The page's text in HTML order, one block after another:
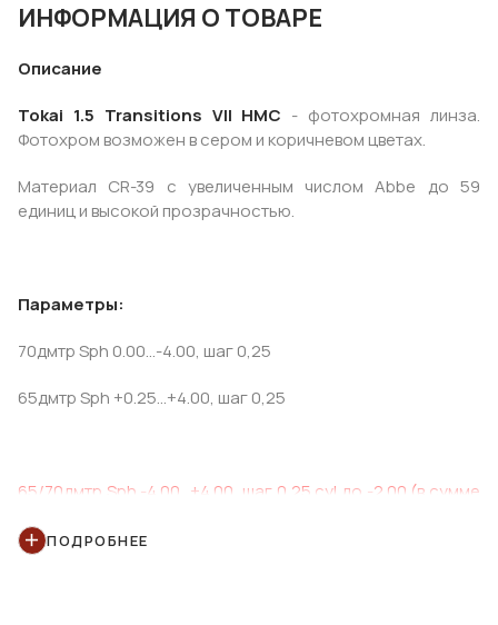
ИНФОРМАЦИЯ О ТОВАРЕ
Описание
Tokai 1.5 Transitions VII HMC - фотохромная линза.
Фотохром возможен в сером и коричневом цветах.
Материал CR-39 с увеличенным числом Abbe до 59
единиц и высокой прозрачностью.
Параметры:
70дмтр Sph 0.00...-4.00, шаг 0,25
65дмтр Sph +0.25...+4.00, шаг 0,25
65/70дмтр Sph -4.00...+4.00, шаг 0,25 cyl до -2.00 (в сумме
ПОДРОБНЕЕ